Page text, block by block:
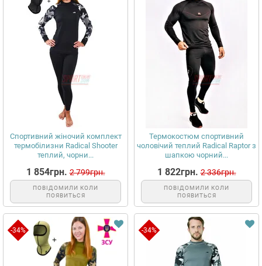
Спортивний жіночий комплект
термобілизни Radical Shooter
теплий, чорни...
1 854грн. 2 799грн.
ПОВІДОМИЛИ КОЛИ
ПОЯВИТЬСЯ
Термокостюм спортивний
чоловічий теплий Radical Raptor з
шапкою чорний...
1 822грн. 2 336грн.
ПОВІДОМИЛИ КОЛИ
ПОЯВИТЬСЯ
-34% -34%